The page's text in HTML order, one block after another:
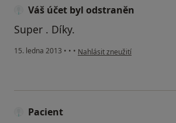
Váš účet byl odstraněn
Super . Díky.
15. ledna 2013 • • • podle názoru uživatele Váš
Nahlásit zneužití
Pacient